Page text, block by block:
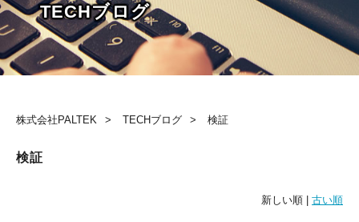
株式会社PALTEK TECHブログ 検証
TECHブログ
検証
新しい順 | 古い順